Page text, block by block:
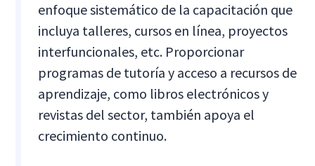
enfoque sistemático de la capacitación que
incluya talleres, cursos en línea, proyectos
interfuncionales, etc. Proporcionar
programas de tutoría y acceso a recursos de
aprendizaje, como libros electrónicos y
revistas del sector, también apoya el
crecimiento continuo.